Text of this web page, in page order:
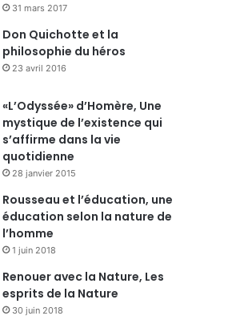
31 mars 2017
Don Quichotte et la
philosophie du héros
23 avril 2016
«L’Odyssée» d’Homère, Une
mystique de l’existence qui
s’affirme dans la vie
quotidienne
28 janvier 2015
Rousseau et l’éducation, une
éducation selon la nature de
l’homme
1 juin 2018
Renouer avec la Nature, Les
esprits de la Nature
30 juin 2018